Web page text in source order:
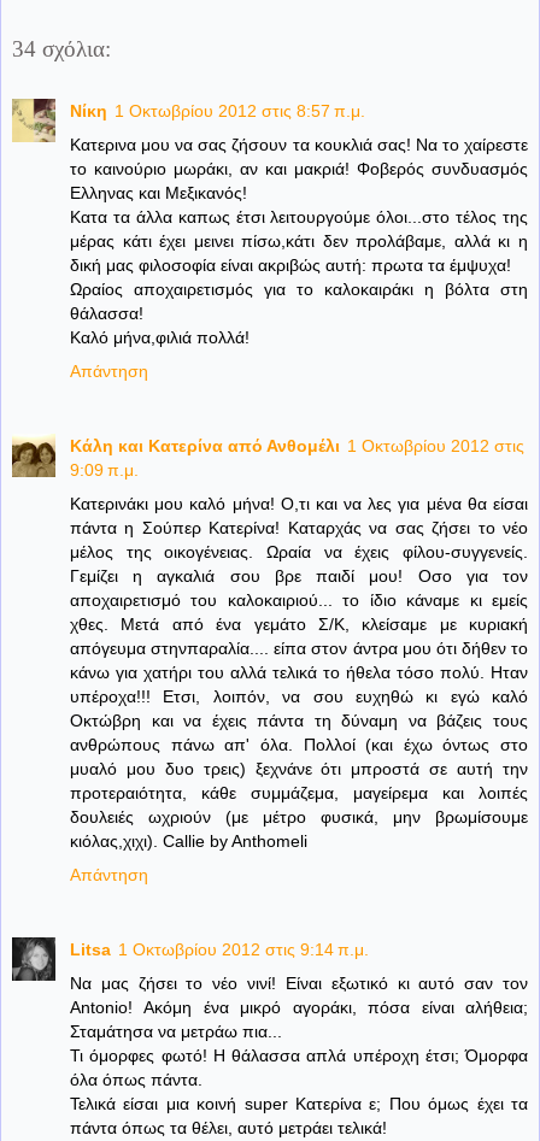
34 σχόλια:
Νίκη 1 Οκτωβρίου 2012 στις 8:57 π.μ.
Κατερινα μου να σας ζήσουν τα κουκλιά σας! Να το χαίρεστε
το καινούριο μωράκι, αν και μακριά! Φοβερός συνδυασμός
Ελληνας και Μεξικανός!
Κατα τα άλλα καπως έτσι λειτουργούμε όλοι...στο τέλος της
μέρας κάτι έχει μεινει πίσω,κάτι δεν προλάβαμε, αλλά κι η
δική μας φιλοσοφία είναι ακριβώς αυτή: πρωτα τα έμψυχα!
Ωραίος αποχαιρετισμός για το καλοκαιράκι η βόλτα στη
θάλασσα!
Καλό μήνα,φιλιά πολλά!
Απάντηση
Κάλη και Κατερίνα από Ανθομέλι 1 Οκτωβρίου 2012 στις
9:09 π.μ.
Κατερινάκι μου καλό μήνα! Ο,τι και να λες για μένα θα είσαι
πάντα η Σούπερ Κατερίνα! Καταρχάς να σας ζήσει το νέο
μέλος της οικογένειας. Ωραία να έχεις φίλου-συγγενείς.
Γεμίζει η αγκαλιά σου βρε παιδί μου! Οσο για τον
αποχαιρετισμό του καλοκαιριού... το ίδιο κάναμε κι εμείς
χθες. Μετά από ένα γεμάτο Σ/Κ, κλείσαμε με κυριακή
απόγευμα στηνπαραλία.... είπα στον άντρα μου ότι δήθεν το
κάνω για χατήρι του αλλά τελικά το ήθελα τόσο πολύ. Ηταν
υπέροχα!!! Ετσι, λοιπόν, να σου ευχηθώ κι εγώ καλό
Οκτώβρη και να έχεις πάντα τη δύναμη να βάζεις τους
ανθρώπους πάνω απ' όλα. Πολλοί (και έχω όντως στο
μυαλό μου δυο τρεις) ξεχνάνε ότι μπροστά σε αυτή την
προτεραιότητα, κάθε συμμάζεμα, μαγείρεμα και λοιπές
δουλειές ωχριούν (με μέτρο φυσικά, μην βρωμίσουμε
κιόλας,χιχι). Callie by Anthomeli
Απάντηση
Litsa 1 Οκτωβρίου 2012 στις 9:14 π.μ.
Να μας ζήσει το νέο νινί! Είναι εξωτικό κι αυτό σαν τον
Antonio! Ακόμη ένα μικρό αγοράκι, πόσα είναι αλήθεια;
Σταμάτησα να μετράω πια...
Τι όμορφες φωτό! Η θάλασσα απλά υπέροχη έτσι; Όμορφα
όλα όπως πάντα.
Τελικά είσαι μια κοινή super Κατερίνα ε; Που όμως έχει τα
πάντα όπως τα θέλει, αυτό μετράει τελικά!